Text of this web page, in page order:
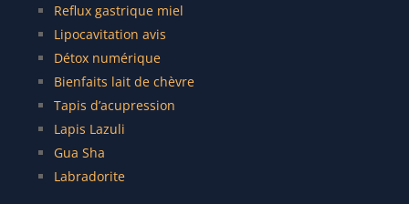
Reflux gastrique miel
Lipocavitation avis
Détox numérique
Bienfaits lait de chèvre
Tapis d’acupression
Lapis Lazuli
Gua Sha
Labradorite